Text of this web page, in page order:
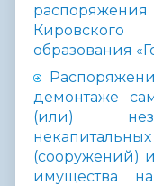
Кировского
образования
демонтаже
(или)
(сооружений)
имущества